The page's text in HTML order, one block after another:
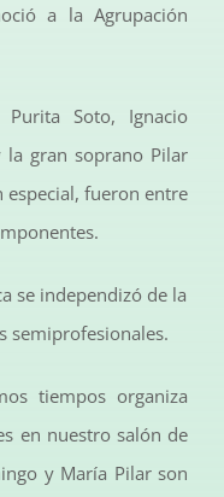
a la Agrupación
Purita Soto, Ignacio
la gran soprano Pilar
especial, fueron entre
se independizó de la
semiprofesionales.
tiempos organiza
en nuestro salón de
y María Pilar son